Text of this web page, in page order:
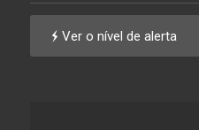
Ver o nível de alerta